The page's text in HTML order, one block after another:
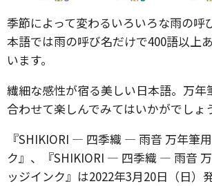
季節によって変わるいろいろな雨の呼
本語では雨の呼び名だけで400語以上
います。
繊細な感性が宿る美しい日本語。万年
合わせて楽しんでみてはいかがでしょ
『SHIKIORI ― 四季織 ― 雨音 万年筆
ク』、『SHIKIORI ― 四季織 ― 雨音
ッジインク』は2022年3月20日（日）